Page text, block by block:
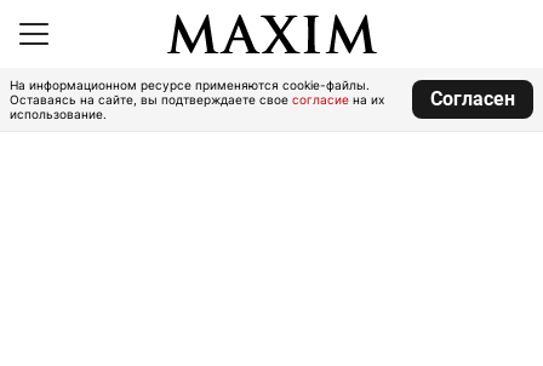
На информационном ресурсе применяются cookie-файлы.
Оставаясь на сайте, вы подтверждаете свое согласие на их
использование.
Согласен